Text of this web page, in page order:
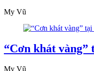
My Vũ
“Cơn khát vàng”
My Vũ